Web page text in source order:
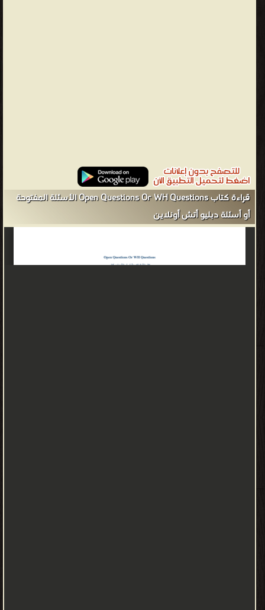
قراءة كتاب Open Questions Or WH Questions الأسئلة المفتوحة
أو أسئلة دبليو أتش أونلاين